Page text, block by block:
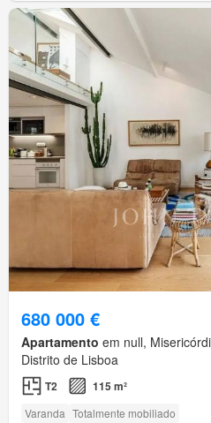
680 000 €
Apartamento em null,
Distrito de Lisboa
T2 115 m²
Varanda Totalmente mobiliado